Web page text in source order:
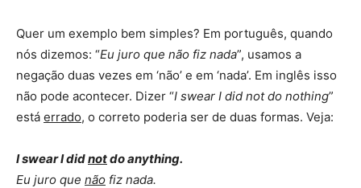
Quer um exemplo bem simples? Em português, quando
nós dizemos: “Eu juro que não fiz nada”, usamos a
negação duas vezes em ‘não’ e em ‘nada’. Em inglês isso
não pode acontecer. Dizer “I swear I did not do nothing”
está errado, o correto poderia ser de duas formas. Veja:
I swear I didnotdo anything.
Eu juro que não fiz nada.